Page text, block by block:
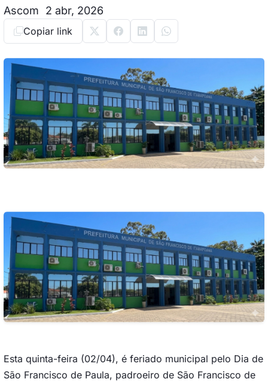
Ascom 2 abr, 2026
Copiar link
Esta quinta-feira (02/04), é feriado municipal pelo Dia de
São Francisco de Paula, padroeiro de São Francisco de